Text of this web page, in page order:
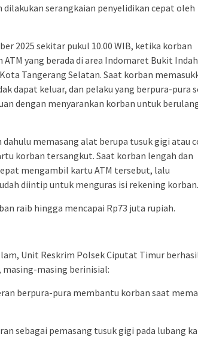
serangkaian penyelidikan cepat oleh
2025 sekitar pukul 10.00 WIB, ketika korban
yang berada di area Indomaret Bukit
Tangerang Selatan. Saat korban
dapat keluar, dan pelaku yang berpura-pura
dengan menyarankan korban untuk
dahulu memasang alat berupa tusuk gigi atau
korban tersangkut. Saat korban lengah dan
mengambil kartu ATM tersebut, lalu
diintip untuk menguras isi rekening korban.
raib hingga mencapai Rp73 juta rupiah.
Unit Reskrim Polsek Ciputat Timur
masing berinisial:
berpura-pura membantu korban saat
sebagai pemasang tusuk gigi pada lubang